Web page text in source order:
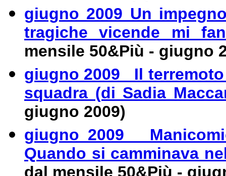
giugno 2009 Un
tragiche vicende mi
mensile 50&Più - giugno
giugno 2009 Il
squadra (di Sadia
giugno 2009)
giugno 2009
Quando si camminava
dal mensile 50&Più -